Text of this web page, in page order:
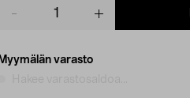
Myymälän varasto